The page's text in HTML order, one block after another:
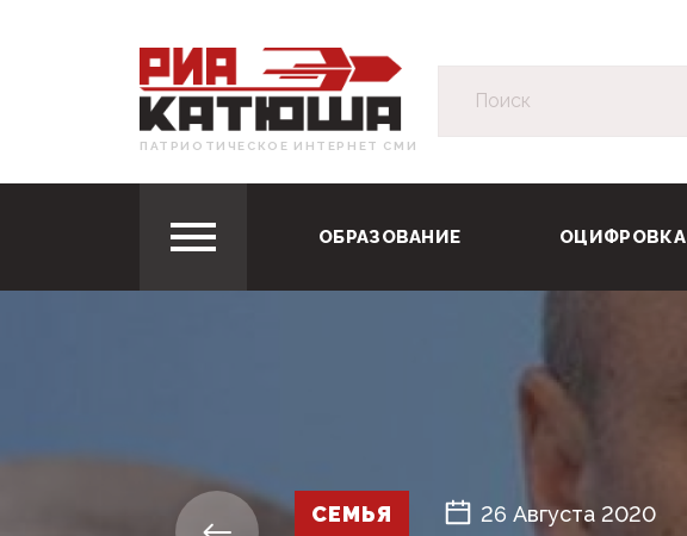
ПАТРИОТИЧЕСКОЕ ИНТЕРНЕТ СМИ
ОБРАЗОВАНИЕ ОЦИФРОВКА
СЕМЬЯ 26 Августа 2020